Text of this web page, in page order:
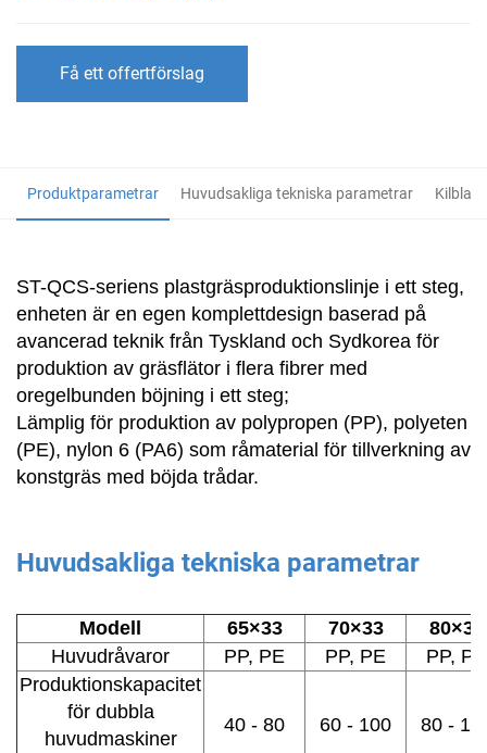
Få ett offertförslag
Produktparametrar Huvudsakliga tekniska parametrar
ST-QCS-seriens plastgräsproduktionslinje i ett steg,
enheten är en egen komplettdesign baserad på
avancerad teknik från Tyskland och Sydkorea för
produktion av gräsflätor i flera fibrer med
oregelbunden böjning i ett steg;
Lämplig för produktion av polypropen (PP), polyeten
(PE), nylon 6 (PA6) som råmaterial för tillverkning av
konstgräs med böjda trådar.
Huvudsakliga tekniska parametrar
Modell 65×33 70×33
80×33
Huvudråvaror
PP, PE PP, PE
PP, PE
Produktionskapacitet
för dubbla
huvudmaskiner
40 - 80 60 - 100 80 -